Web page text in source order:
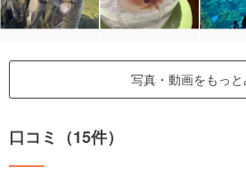
写真・動画をもっと
口コミ（15件）